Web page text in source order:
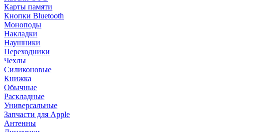
Карты памяти
Кнопки Bluetooth
Моноподы
Накладки
Наушники
Переходники
Чехлы
Силиконовые
Книжка
Обычные
Раскладные
Универсальные
Запчасти для Apple
Антенны